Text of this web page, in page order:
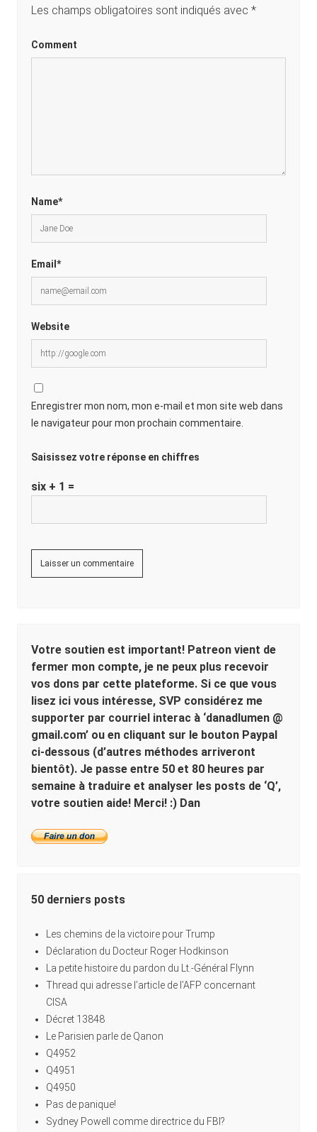
Les champs obligatoires sont indiqués avec *
Comment
Name*
Email*
Website
Enregistrer mon nom, mon e-mail et mon site web dans
le navigateur pour mon prochain commentaire.
Saisissez votre réponse en chiffres
six + 1 =
Votre soutien est important! Patreon vient de
fermer mon compte, je ne peux plus recevoir
vos dons par cette plateforme. Si ce que vous
lisez ici vous intéresse, SVP considérez me
supporter par courriel interac à ‘danadlumen @
gmail.com’ ou en cliquant sur le bouton Paypal
ci-dessous (d’autres méthodes arriveront
bientôt). Je passe entre 50 et 80 heures par
semaine à traduire et analyser les posts de ‘Q’,
votre soutien aide! Merci! :) Dan
50 derniers posts
Les chemins de la victoire pour Trump
Déclaration du Docteur Roger Hodkinson
La petite histoire du pardon du Lt.-Général Flynn
Thread qui adresse l’article de l’AFP concernant
CISA
Décret 13848
Le Parisien parle de Qanon
Q4952
Q4951
Q4950
Pas de panique!
Sydney Powell comme directrice du FBI?